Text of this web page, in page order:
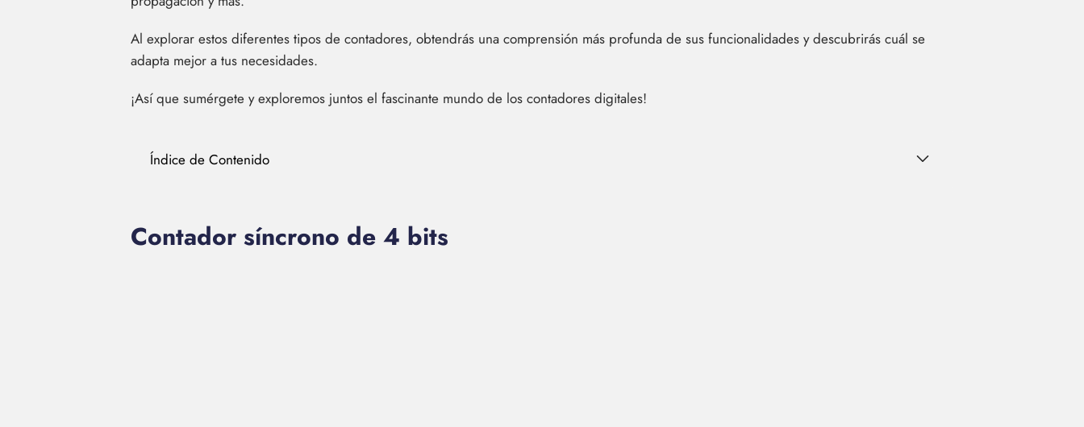
Al explorar estos diferentes tipos de contadores, obtendrás una comprensión más profunda de sus funcionalidades y descubrirás cuál se
adapta mejor a tus necesidades.
¡Así que sumérgete y exploremos juntos el fascinante mundo de los contadores digitales!
Índice de Contenido
Contador síncrono de 4 bits